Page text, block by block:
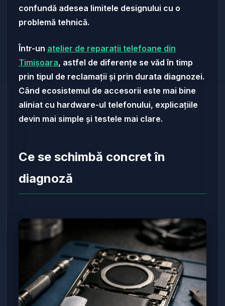
confundă adesea limitele designului cu o
problemă tehnică.
Într-un atelier de reparații telefoane din
Timișoara, astfel de diferențe se văd în timp
prin tipul de reclamații și prin durata diagnozei.
Când ecosistemul de accesorii este mai bine
aliniat cu hardware-ul telefonului, explicațiile
devin mai simple și testele mai clare.
Ce se schimbă concret în
diagnoză